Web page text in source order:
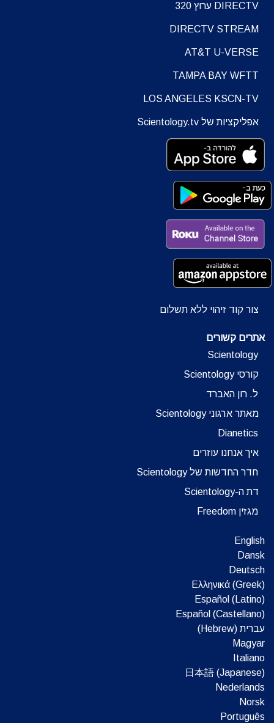
DIRECTV ערוץ 320
DIRECTV STREAM
AT&T U-VERSE
TAMPA BAY WFTT
LOS ANGELES KSCN-TV
אפליקציות של Scientology.tv
צור קוד זיהוי ללא תשלום
אתרים קשורים
Scientology
קורסי Scientology
ל. רון האברד
מאתר ארגוני Scientology
Dianetics
איך אנחנו עוזרים
חדר החדשות של Scientology
דת ה-Scientology
מגזין Freedom
English
Dansk
Deutsch
Ελληνικά (Greek)
Español (Latino)
Español (Castellano)
עברית (Hebrew)‏
Magyar
Italiano
日本語 (Japanese)
Nederlands
Norsk
Português